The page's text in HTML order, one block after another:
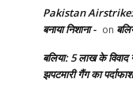
Pakistan Airstrike:
बनाया निशाना - on
बलिया: 5 लाख के
झपटमारी गैंग का पर्दाफाश